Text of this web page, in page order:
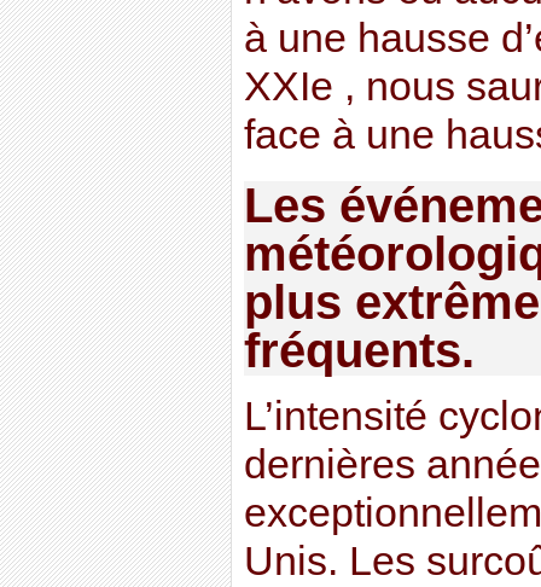
à une hausse
XXIe , nous
face à une
Les
plus
fréquents.
L’intensité
dernières
Unis. Les